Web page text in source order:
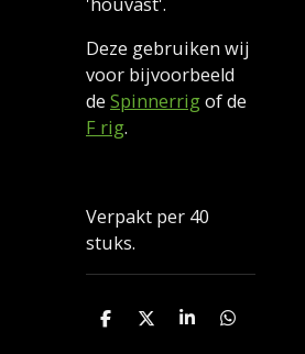
Deze gebruiken wij
voor bijvoorbeeld
de Spinnerrigof de
F rig.
Verpakt per 40
stuks.
D
D
S
D